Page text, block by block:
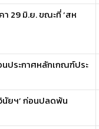
า 29 มิ.ย. ขณะที่ ‘สห
นประกาศหลักเกณฑ์ประ
นัยฯ’ ก่อนปลดพ้น